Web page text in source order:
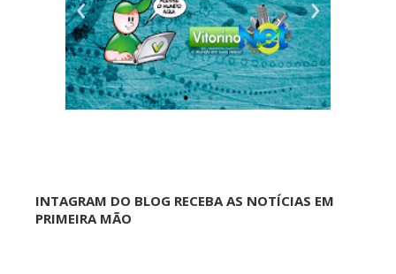
INTAGRAM DO BLOG RECEBA AS NOTÍCIAS EM
PRIMEIRA MÃO